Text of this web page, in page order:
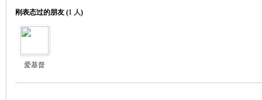
刚表态过的朋友 (1 人)
爱基督